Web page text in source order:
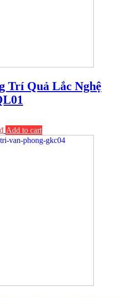
Trí Quả Lắc Nghệ
₫ Add to cart